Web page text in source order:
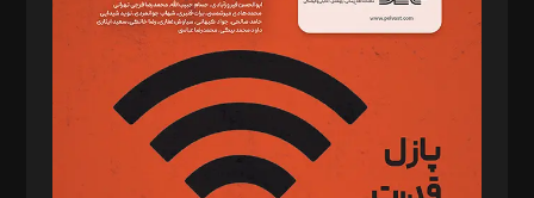
د‌بیر حقوق فناوری: حسام‌الدین ایپکچی
د‌بیر پیوست جهان: مینا پاکدل
د‌بیر تحریریه آنلاین: بابک نقاش
تحریریه‌: مجتبی محمود‌ی، آرش برهمند، یسنا امان‌پور، سروش کرمیان،
مصطفی مسجدی آرانی، ابوالفضل رجبی، زهرا فکرانه، فائزه فتحی
رستمی،مصطفی باستان